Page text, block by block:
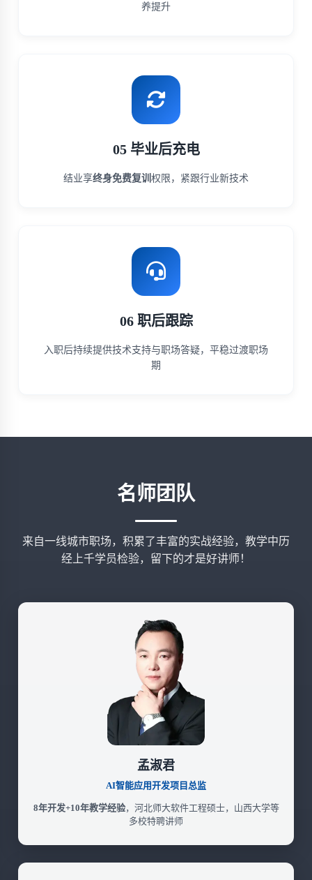
养提升
05 毕业后充电
结业享终身免费复训 权限，紧跟行业新技术
06 职后跟踪
入职后持续提供技术支持与职场答疑，平稳过渡职场
期
名师团队
来自一线城市职场，积累了丰富的实战经验，教学中历
经上千学员检验，留下的才是好讲师！
孟淑君
AI智能应用开发项目总监
8年开发+10年教学经验，河北师大软件工程硕士，山西大学等
多校特聘讲师